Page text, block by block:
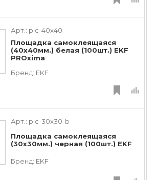
Арт.: plc-40x40
Площадка самоклеящаяся
(40х40мм.) белая (100шт.) EKF
PROxima
Бренд: EKF
Арт.: plc-30x30-b
Площадка самоклеящаяся
(30х30мм.) черная (100шт.) EKF
Бренд: EKF